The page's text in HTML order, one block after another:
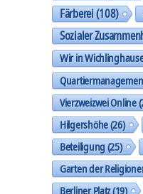
Färberei(108)
Sozialer
Wir in
Vierzweizwei Online
Hilgershöhe(26)
Beteiligung(25)
Garten der
Berliner Platz(19)